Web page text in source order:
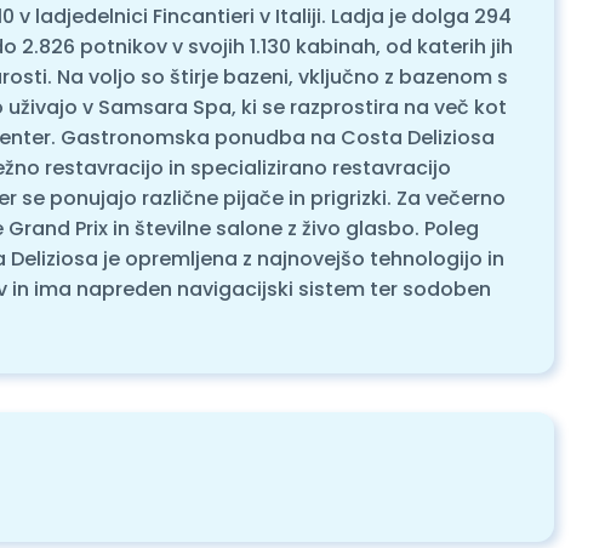
v ladjedelnici Fincantieri v Italiji. Ladja je dolga 294
potnikov v svojih 1.130 kabinah, od katerih jih
Na voljo so štirje bazeni, vključno z bazenom s
v Samsara Spa, ki se razprostira na več kot
Gastronomska ponudba na Costa Deliziosa
restavracijo in specializirano restavracijo
se ponujajo različne pijače in prigrizki. Za večerno
Prix in številne salone z živo glasbo. Poleg
je opremljena z najnovejšo tehnologijo in
in ima napreden navigacijski sistem ter sodoben